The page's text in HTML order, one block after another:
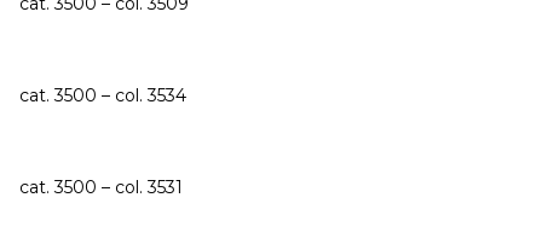
cat. 3500 – col. 3534
cat. 3500 – col. 3531